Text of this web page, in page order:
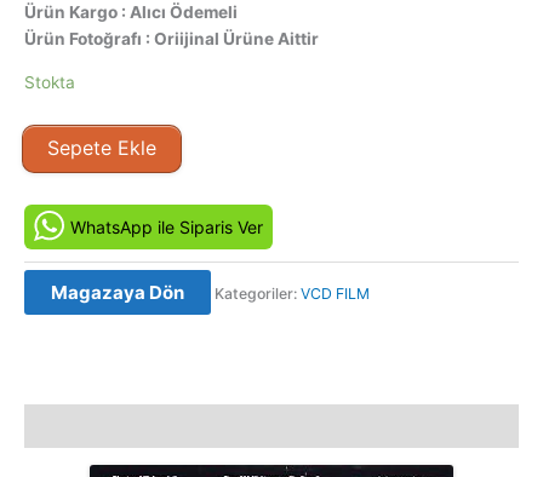
Ürün Kargo : Alıcı Ödemeli
Ürün Fotoğrafı : Oriijinal Ürüne Aittir
Stokta
Mengene
-
Mangler
(1995)
Orjinal
VCD
Sepete Ekle
WhatsApp ile Siparis Ver
Magazaya Dön Kategoriler: VCD FILM